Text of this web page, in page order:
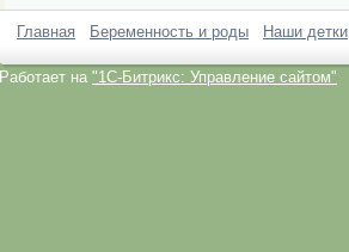
Главная Беременность и роды Наши детки
Работает на "1C-Битрикс: Управление сайтом"